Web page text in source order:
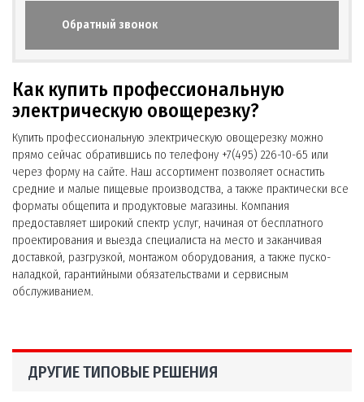
Обратный звонок
Как купить профессиональную
электрическую овощерезку?
Купить профессиональную электрическую овощерезку можно
прямо сейчас обратившись по телефону +7(495) 226-10-65 или
через форму на сайте. Наш ассортимент позволяет оснастить
средние и малые пищевые производства, а также практически все
форматы общепита и продуктовые магазины. Компания
предоставляет широкий спектр услуг, начиная от бесплатного
проектирования и выезда специалиста на место и заканчивая
доставкой, разгрузкой, монтажом оборудования, а также пуско-
наладкой, гарантийными обязательствами и сервисным
обслуживанием.
ДРУГИЕ ТИПОВЫЕ РЕШЕНИЯ